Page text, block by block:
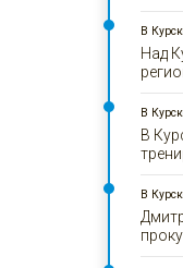
В
Над
В
В
В